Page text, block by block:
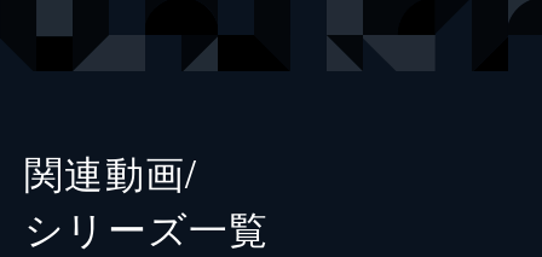
関連動画/
シリーズ⼀覧